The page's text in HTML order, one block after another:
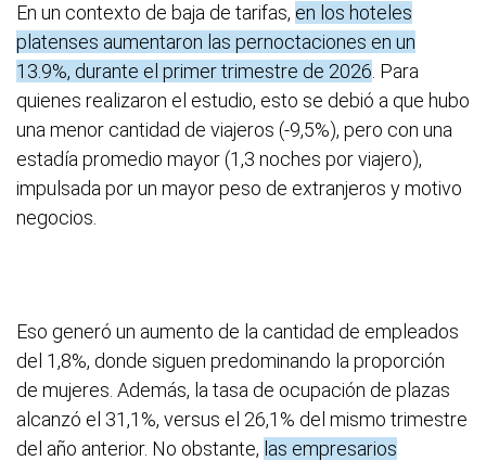
En un contexto de baja de tarifas, en los hoteles
platenses aumentaron las pernoctaciones en un
13.9%, durante el primer trimestre de 2026 . Para
quienes realizaron el estudio, esto se debió a que hubo
una menor cantidad de viajeros (-9,5%), pero con una
estadía promedio mayor (1,3 noches por viajero),
impulsada por un mayor peso de extranjeros y motivo
negocios.
Eso generó un aumento de la cantidad de empleados
del 1,8%, donde siguen predominando la proporción
de mujeres. Además, la tasa de ocupación de plazas
alcanzó el 31,1%, versus el 26,1% del mismo trimestre
del año anterior. No obstante, las empresarios